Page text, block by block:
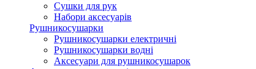
Сушки для рук
Набори аксесуарів
Рушникосушарки
Рушникосушарки електричні
Рушникосушарки водні
Аксесуари для рушникосушарок